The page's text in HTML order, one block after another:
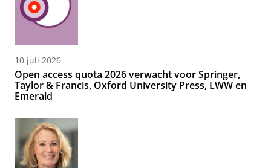
10 juli 2026
Open access quota 2026 verwacht voor Springer,
Taylor & Francis, Oxford University Press, LWW en
Emerald